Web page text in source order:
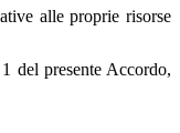
alle proprie risorse
del presente Accordo,